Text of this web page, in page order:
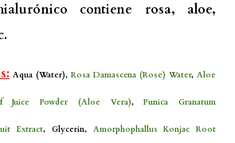
contiene rosa, aloe,
Aqua (Water), Rosa Damascena (Rose) Water, Aloe
Juice Powder (Aloe Vera),Punica Granatum
Extract, Glycerin, Amorphophallus Konjac Root